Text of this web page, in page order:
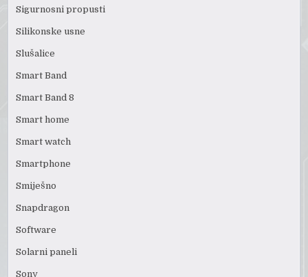
Sigurnosni propusti
Silikonske usne
Slušalice
Smart Band
Smart Band 8
Smart home
Smart watch
Smartphone
Smiješno
Snapdragon
Software
Solarni paneli
Sony